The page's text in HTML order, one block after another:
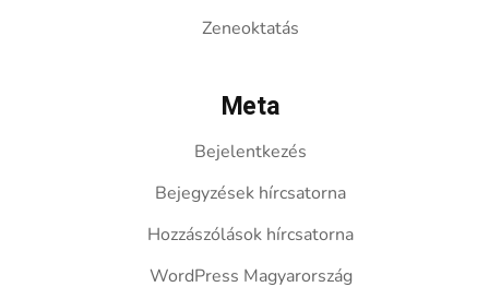
Zeneoktatás
Meta
Bejelentkezés
Bejegyzések hírcsatorna
Hozzászólások hírcsatorna
WordPress Magyarország